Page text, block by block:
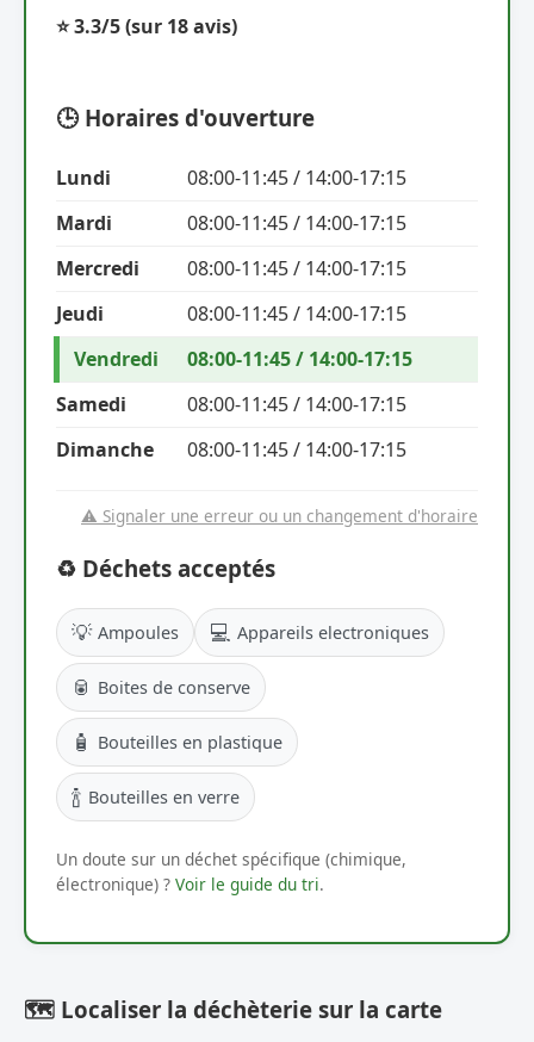
⭐ 3.3/5(sur 18 avis)
🕒 Horaires d'ouverture
Lundi
08:00-11:45 / 14:00-17:15
Mardi
08:00-11:45 / 14:00-17:15
Mercredi
08:00-11:45 / 14:00-17:15
Jeudi
08:00-11:45 / 14:00-17:15
Vendredi
08:00-11:45 / 14:00-17:15
Samedi
08:00-11:45 / 14:00-17:15
Dimanche
08:00-11:45 / 14:00-17:15
⚠️ Signaler une erreur ou un changement d'horaire
♻️ Déchets acceptés
💡 Ampoules 💻 Appareils electroniques
🥫 Boites de conserve
🧴 Bouteilles en plastique
🍾 Bouteilles en verre
Un doute sur un déchet spécifique (chimique,
électronique) ? Voir le guide du tri.
🗺️ Localiser la déchèterie sur la carte